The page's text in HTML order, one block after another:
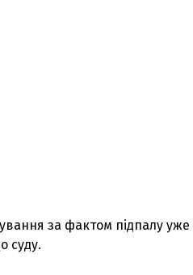
за фактом підпалу уже
суду.